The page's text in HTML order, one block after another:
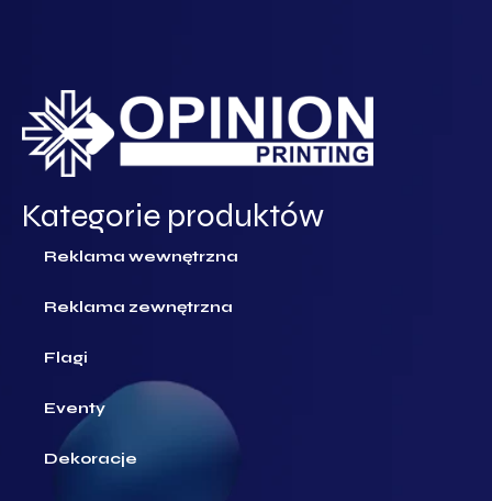
Kategorie produktów
Reklama wewnętrzna
Reklama zewnętrzna
Flagi
Eventy
Dekoracje